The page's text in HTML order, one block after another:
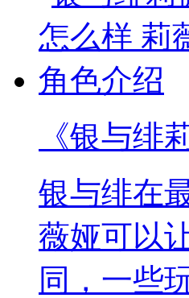
《银与绯
银与绯在
薇娅可以
同，一些